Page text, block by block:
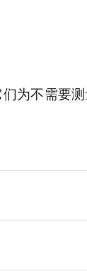
为不需要